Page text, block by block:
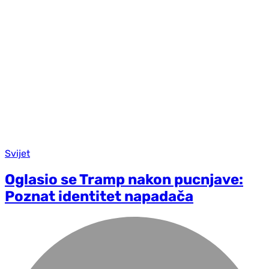
Svijet
Oglasio se Tramp nakon pucnjave:
Poznat identitet napadača